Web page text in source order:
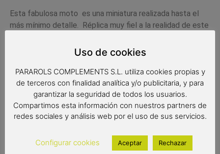
Esta fabulosa moto es una miniatura realizada hasta el
más mínimo detalle. Réplica muy fiel a la realidad de este
realizados que realzan la calidad de esta reproducción.
para cualquier hogar.
Medidas:
27×11.5×15 cm
Uso de cookies
PARAROLS COMPLEMENTS S.L. utiliza cookies propias y
de terceros con finalidad analítica y/o publicitaria, y para
garantizar la seguridad de todos los usuarios.
Compartimos esta información con nuestros partners de
redes sociales y análisis web por el uso de sus servicios.
Configurar cookies Aceptar Rechazar